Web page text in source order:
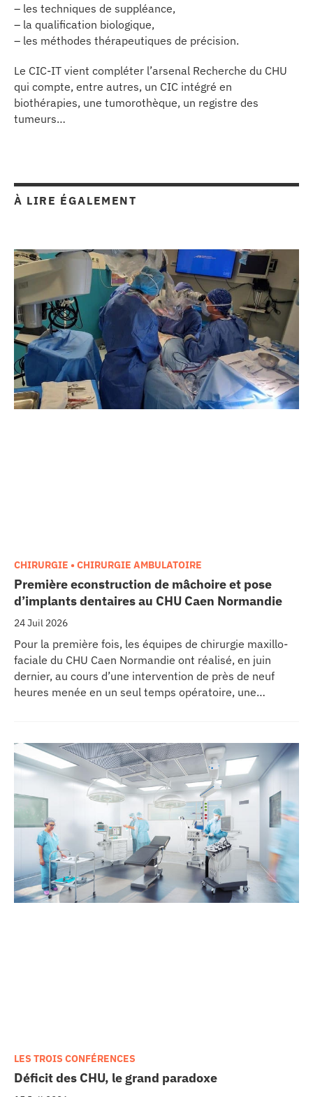
– les techniques de suppléance,
– la qualification biologique,
– les méthodes thérapeutiques de précision.
Le CIC-IT vient compléter l’arsenal Recherche du CHU
qui compte, entre autres, un CIC intégré en
biothérapies, une tumorothèque, un registre des
tumeurs…
À LIRE ÉGALEMENT
Première econstruction de mâchoire et pose
d’implants dentaires au CHU Caen Normandie
24 Juil 2026
CHIRURGIE • CHIRURGIE AMBULATOIRE
Pour la première fois, les équipes de chirurgie maxillo-
faciale du CHU Caen Normandie ont réalisé, en juin
dernier, au cours d’une intervention de près de neuf
heures menée en un seul temps opératoire, une
Déficit des CHU, le grand paradoxe
LES TROIS CONFÉRENCES